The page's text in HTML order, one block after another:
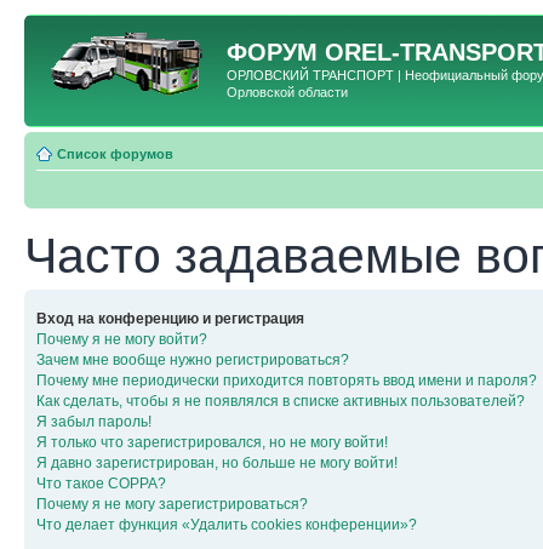
ФОРУМ OREL-
ОРЛОВСКИЙ ТРАНСПОРТ | Неофициальный форум
Орловской области
Список форумов
Часто задаваемые
Вход на конференцию и регистрация
Почему я не могу войти?
Зачем мне вообще нужно регистрироваться?
Почему мне периодически приходится повторять ввод имени и пароля?
Как сделать, чтобы я не появлялся в списке активных пользователей?
Я забыл пароль!
Я только что зарегистрировался, но не могу войти!
Я давно зарегистрирован, но больше не могу войти!
Что такое COPPA?
Почему я не могу зарегистрироваться?
Что делает функция «Удалить cookies конференции»?